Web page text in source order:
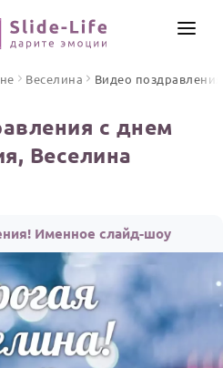
Веселина Видео поздравления
с днем
Веселина
Именное слайд-шоу